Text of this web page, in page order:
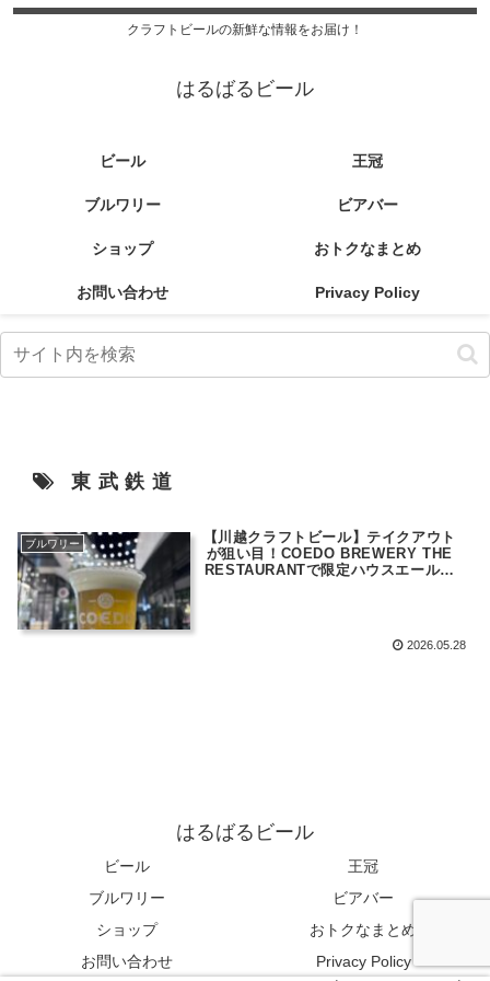
クラフトビールの新鮮な情報をお届け！
はるばるビール
ビール 王冠
ブルワリー ビアバー
ショップ おトクなまとめ
お問い合わせ Privacy Policy
東武鉄道
ブルワリー
【川越クラフトビール】テイクアウト
が狙い目！COEDO BREWERY THE
RESTAURANTで限定ハウスエールを
2026.05.28
はるばるビール
ビール
王冠
ブルワリー
ビアバー
ショップ
おトクなまとめ
お問い合わせ
Privacy Policy